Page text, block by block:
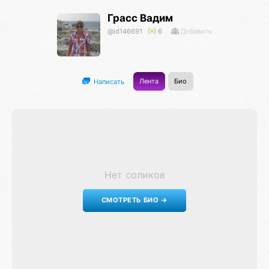
Грасс Вадим
@id146691 6 Добавить
Написать Лента Био
Нет соликов
СМОТРЕТЬ БИО →